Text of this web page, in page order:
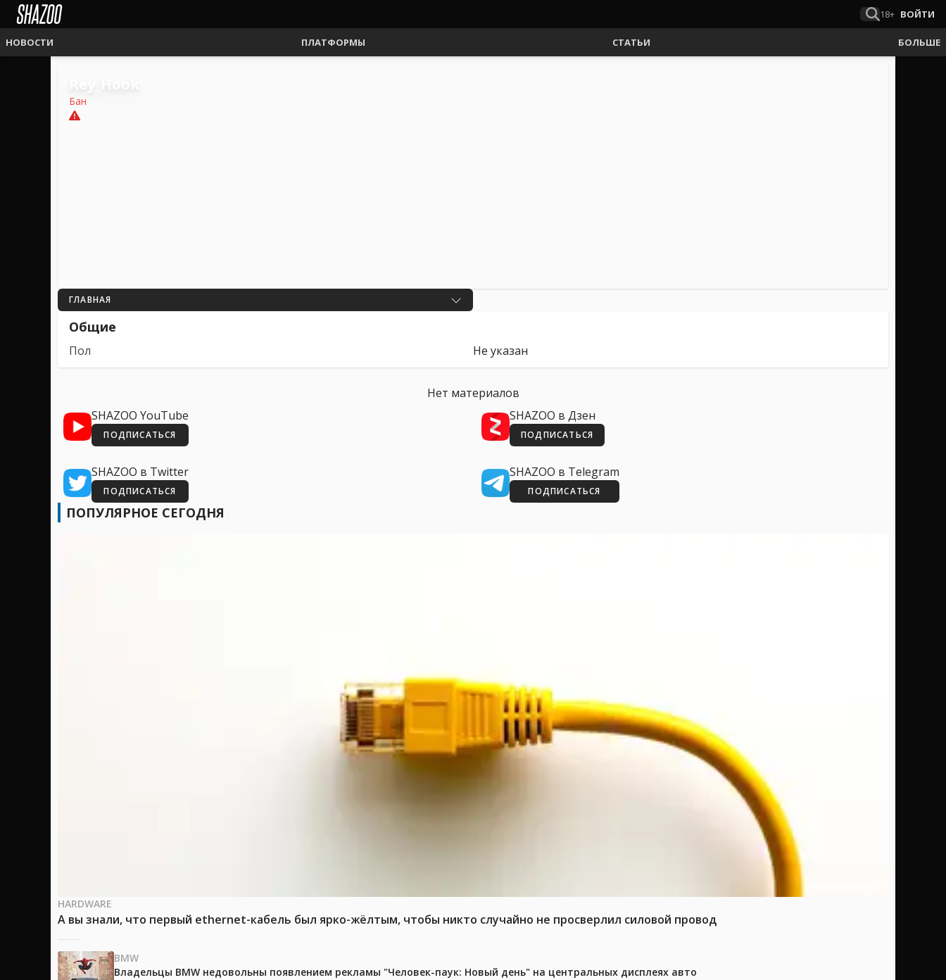
18+ ВОЙТИ
НОВОСТИ ПЛАТФОРМЫ СТАТЬИ БОЛЬШЕ
Бан
ГЛАВНАЯ
Общие
Пол Не указан
Нет материалов
SHAZOO YouTube
ПОДПИСАТЬСЯ
SHAZOO в Дзен
ПОДПИСАТЬСЯ
SHAZOO в Twitter
ПОДПИСАТЬСЯ
SHAZOO в Telegram
ПОДПИСАТЬСЯ
ПОПУЛЯРНОЕ СЕГОДНЯ
HARDWARE
А вы знали, что первый ethernet-кабель был ярко-жёлтым, чтобы никто случайно не просверлил силовой провод
BMW
Владельцы BMW недовольны появлением рекламы "Человек-паук: Новый день" на центральных дисплеях авто